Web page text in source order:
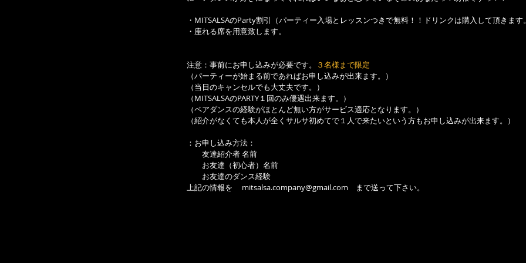
・MITSALSAのParty割引（パーティー入場とレッスンつきで無料！！ドリンクは購入して頂きます
・座れる席を用意致します。
注意：事前にお申し込みが必要です。
３名様まで限定
（パーティーが始まる前であればお申し込みが出来ます。）
（当日のキャンセルでも大丈夫です。）
（MITSALSAのPARTY１回のみ優遇出来ます。）
（ペアダンスの経験がほとんど無い方がサービス適応となります。）
（紹介がなくても本人が全くサルサ初めてで１人で来たいという方もお申し込みが出来ます。）
：お申し込み方法：
友達紹介者 名前
お友達（初心者）名前
お友達のダンス経験
上記の情報を　 mitsalsa.company@gmail.com　まで送って下さい。